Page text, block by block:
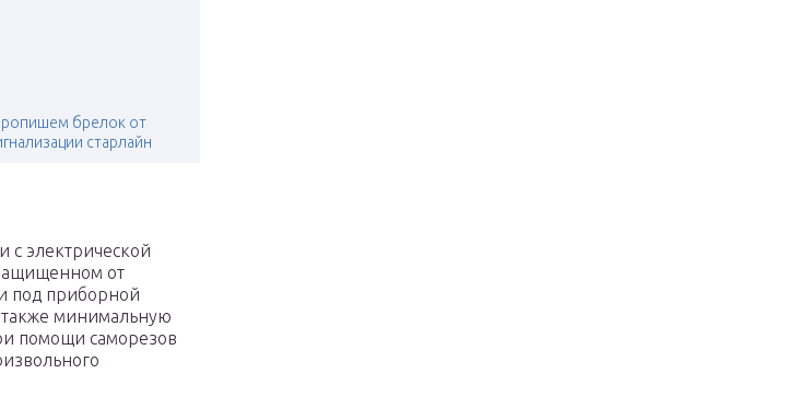
брелок от
старлайн
с электрической
от
под приборной
также минимальную
помощи саморезов